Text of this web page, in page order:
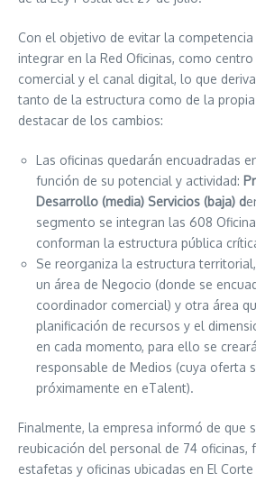
Con el objetivo de evitar la
integrar en la Red Oficinas, como
comercial y el canal digital, lo que
tanto de la estructura como de la
destacar de los cambios:
Las oficinas quedarán encuadradas
función de su potencial y actividad:
Desarrollo (media) Servicios (baja) d
segmento se integran las 608
conforman la estructura pública
Se reorganiza la estructura
un área de Negocio (donde se
coordinador comercial) y otra área
planificación de recursos y el
en cada momento, para ello se
responsable de Medios (cuya oferta
próximamente en eTalent).
Finalmente, la empresa informó de que
reubicación del personal de 74 oficinas,
estafetas y oficinas ubicadas en El